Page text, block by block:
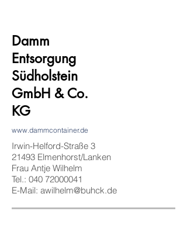
Damm
Entsorgung
Südholstein
GmbH & Co.
KG
www.dammcontainer.de
Irwin-Helford-Straße 3
21493 Elmenhorst/Lanken
Frau Antje Wilhelm
Tel.: 040 72000041
E-Mail: awilhelm@buhck.de